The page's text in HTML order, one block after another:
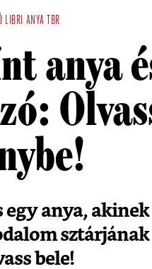
LIBRI ANYA TBR
anya
egy anya, akinek
sztárjának
bele!